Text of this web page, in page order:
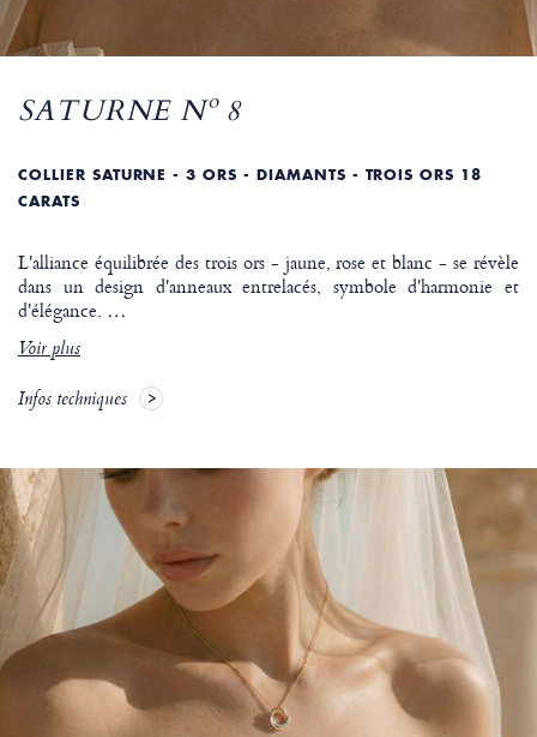
SATURNE Nº 8
COLLIER SATURNE - 3 ORS - DIAMANTS - TROIS ORS 18
CARATS
L'alliance équilibrée des trois ors - jaune, rose et blanc - se révèle
dans un design d'anneaux entrelacés, symbole d'harmonie et
d'élégance. …
Voir plus
Infos techniques